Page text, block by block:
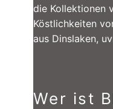
die Kollektionen
Köstlichkeiten
aus Dinslaken,
Wer ist